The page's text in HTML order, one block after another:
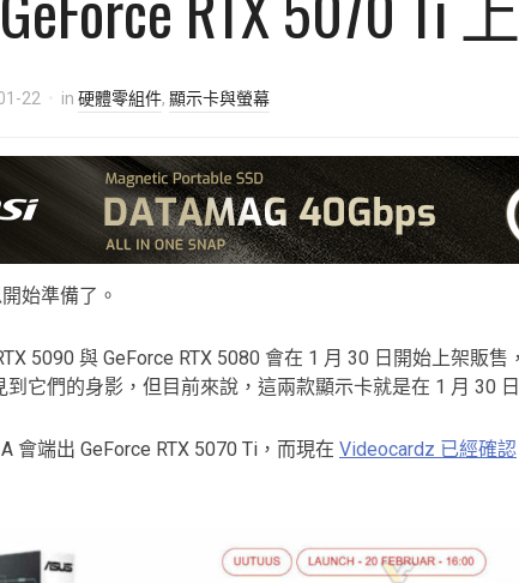
22 in 硬體零組件, 顯示卡與螢幕
始準備了。
5090 與 GeForce RTX 5080 會在 1 月 30 日開始上架販
它們的身影，但目前來說，這兩款顯示卡就是在 1 月 30
會端出 GeForce RTX 5070 Ti，而現在 Videocardz 已經確認